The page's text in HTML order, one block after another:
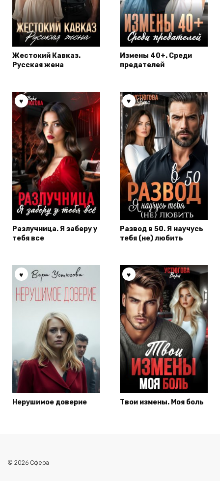
Жестокий Кавказ.
Русская жена
Измены 40+. Среди
предателей
Разлучница. Я заберу у
тебя все
Развод в 50. Я научусь
тебя (не) любить
Нерушимое доверие Твои измены. Моя боль
© 2026 Сфера